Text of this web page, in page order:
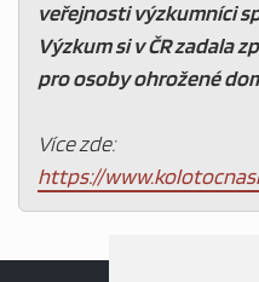
veřejnosti výzkumníci
Výzkum si v ČR zadala
pro osoby ohrožené
Více zde:
https://